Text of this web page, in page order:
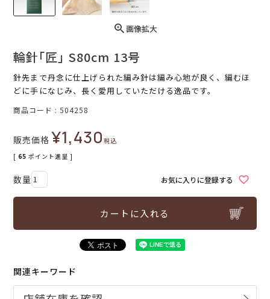
画像拡大
輪針｢匠｣ S80cm 13号
針先まで丹念に仕上げられた編み針は編み心地が良く、編むほ
どに手になじみ、長く愛用していただける逸品です。
商品コード 504258
販売価格 ¥1,430税込
[ 65 ポイント進呈 ]
お気に入りに登録する
カートに入れる
関連キーワード